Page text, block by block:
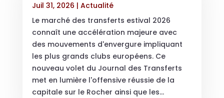
Juil 31, 2026 | Actualité
Le marché des transferts estival 2026
connaît une accélération majeure avec
des mouvements d'envergure impliquant
les plus grands clubs européens. Ce
nouveau volet du Journal des Transferts
met en lumière l'offensive réussie de la
capitale sur le Rocher ainsi que les...